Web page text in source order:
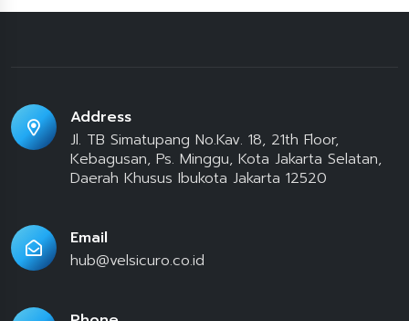
Address
Jl. TB Simatupang No.Kav. 18, 21th Floor,
Kebagusan, Ps. Minggu, Kota Jakarta Selatan,
Daerah Khusus Ibukota Jakarta 12520
Email
hub@velsicuro.co.id